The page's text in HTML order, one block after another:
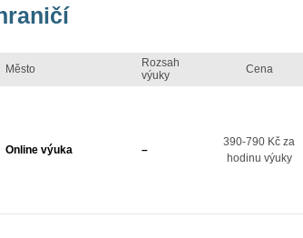
Město
Rozsah
výuky
Cena
Online výuka –
390-790 Kč za
hodinu výuky